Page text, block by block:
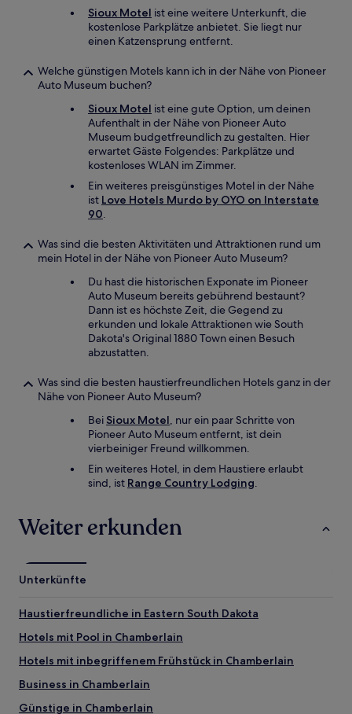
Sioux Motel ist eine weitere Unterkunft, die
kostenlose Parkplätze anbietet. Sie liegt nur
einen Katzensprung entfernt.
Welche günstigen Motels kann ich in der Nähe von Pioneer
Auto Museum buchen?
Sioux Motel ist eine gute Option, um deinen
Aufenthalt in der Nähe von Pioneer Auto
Museum budgetfreundlich zu gestalten. Hier
erwartet Gäste Folgendes: Parkplätze und
kostenloses WLAN im Zimmer.
Ein weiteres preisgünstiges Motel in der Nähe
ist Love Hotels Murdo by OYO on Interstate
90.
Was sind die besten Aktivitäten und Attraktionen rund um
mein Hotel in der Nähe von Pioneer Auto Museum?
Du hast die historischen Exponate im Pioneer
Auto Museum bereits gebührend bestaunt?
Dann ist es höchste Zeit, die Gegend zu
erkunden und lokale Attraktionen wie South
Dakota's Original 1880 Town einen Besuch
abzustatten.
Was sind die besten haustierfreundlichen Hotels ganz in der
Nähe von Pioneer Auto Museum?
Bei Sioux Motel, nur ein paar Schritte von
Pioneer Auto Museum entfernt, ist dein
vierbeiniger Freund willkommen.
Ein weiteres Hotel, in dem Haustiere erlaubt
sind, ist Range Country Lodging.
Weiter erkunden
Unterkünfte
Haustierfreundliche in Eastern South Dakota
Hotels mit Pool in Chamberlain
Hotels mit inbegriffenem Frühstück in Chamberlain
Business in Chamberlain
Günstige in Chamberlain